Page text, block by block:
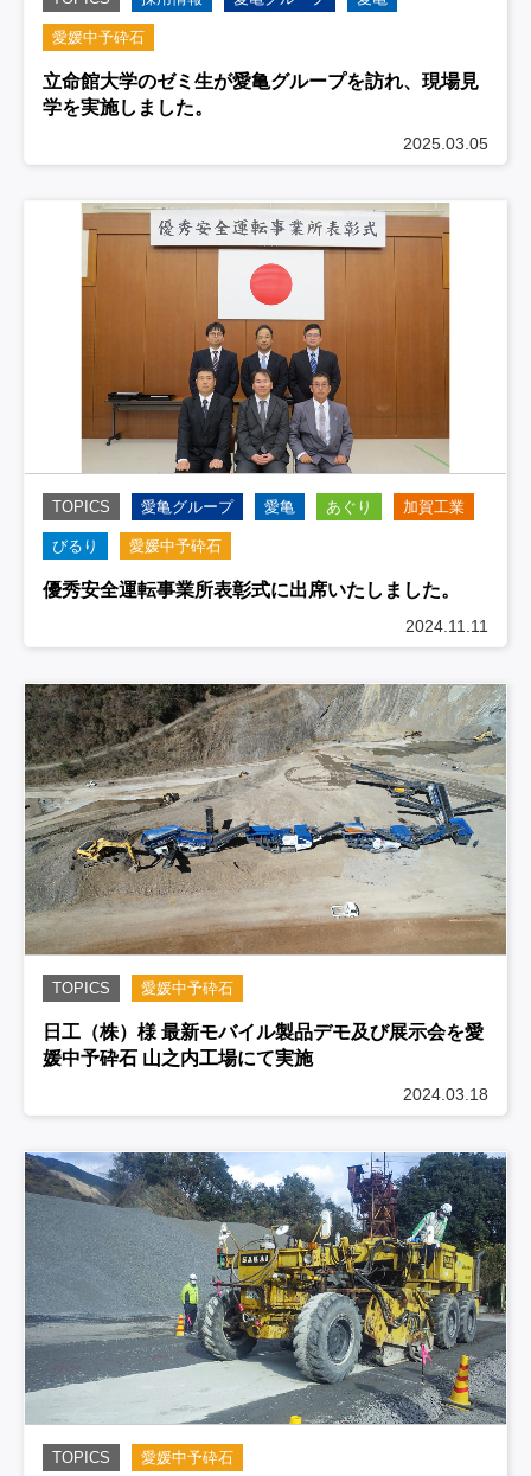
愛媛中予砕石
立命館大学のゼミ生が愛亀グループを訪れ、現場見
学を実施しました。
2025.03.05
TOPICS 愛亀グループ 愛亀 あぐり 加賀工業
びるり 愛媛中予砕石
優秀安全運転事業所表彰式に出席いたしました。
2024.11.11
TOPICS 愛媛中予砕石
日工（株）様 最新モバイル製品デモ及び展示会を愛
媛中予砕石 山之内工場にて実施
2024.03.18
TOPICS 愛媛中予砕石